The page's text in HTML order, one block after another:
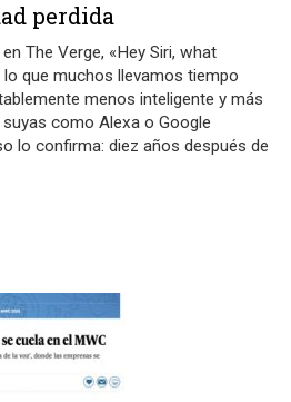
perdida
The Verge, «Hey Siri, what
lo que muchos llevamos tiempo
menos inteligente y más
como Alexa o Google
lo confirma: diez años después de